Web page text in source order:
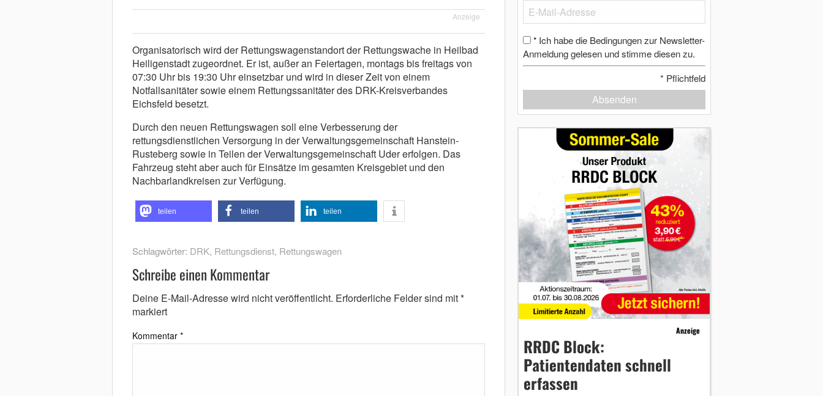
Anzeige
Organisatorisch wird der Rettungswagenstandort der Rettungswache in Heilbad
Heiligenstadt zugeordnet. Er ist, außer an Feiertagen, montags bis freitags von
07:30 Uhr bis 19:30 Uhr einsetzbar und wird in dieser Zeit von einem
Notfallsanitäter sowie einem Rettungssanitäter des DRK-Kreisverbandes
Eichsfeld besetzt.
Durch den neuen Rettungswagen soll eine Verbesserung der
rettungsdienstlichen Versorgung in der Verwaltungsgemeinschaft Hanstein-
Rusteberg sowie in Teilen der Verwaltungsgemeinschaft Uder erfolgen. Das
Fahrzeug steht aber auch für Einsätze im gesamten Kreisgebiet und den
Nachbarlandkreisen zur Verfügung.
teilen teilen teilen
Schlagwörter: DRK, Rettungsdienst, Rettungswagen
Schreibe einen Kommentar
Deine E-Mail-Adresse wird nicht veröffentlicht. Erforderliche Felder sind mit*
markiert
Kommentar *
* Ich habe die Bedingungen zur Newsletter-
Anmeldung gelesen und stimme diesen zu.
* Pflichtfeld
Absenden
Anzeige
RRDC Block:
Patientendaten schnell
erfassen